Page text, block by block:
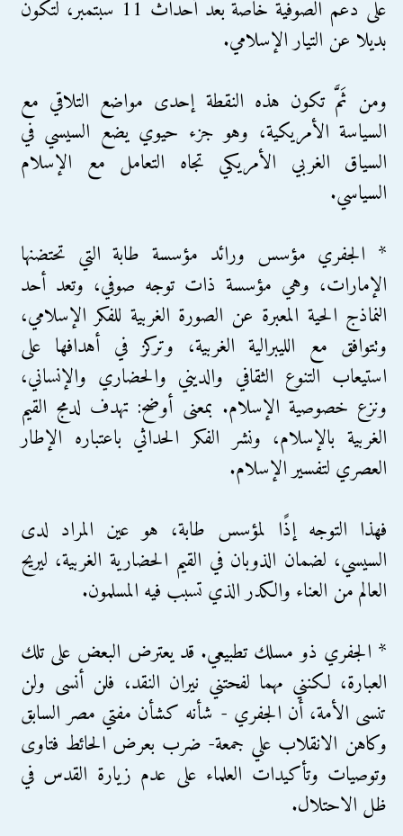
على دعم الصوفية خاصة بعد أحداث 11 سبتمبر، لتكون
بديلا عن التيار الإسلامي.
ومن ثَمَّ تكون هذه النقطة إحدى مواضع التلاقي مع
السياسة الأمريكية، وهو جزء حيوي يضع السيسي في
السياق الغربي الأمريكي تجاه التعامل مع الإسلام
السياسي.
* الجفري مؤسس ورائد مؤسسة طابة التي تحتضنها
الإمارات، وهي مؤسسة ذات توجه صوفي، وتعد أحد
النماذج الحية المعبرة عن الصورة الغربية للفكر الإسلامي،
وتتوافق مع الليبرالية الغربية، وتركز في أهدافها على
استيعاب التنوع الثقافي والديني والحضاري والإنساني،
ونزع خصوصية الإسلام. بمعنى أوضح: تهدف لدمج القيم
الغربية بالإسلام، ونشر الفكر الحداثي باعتباره الإطار
العصري لتفسير الإسلام.
فهذا التوجه إذًا لمؤسس طابة، هو عين المراد لدى
السيسي، لضمان الذوبان في القيم الحضارية الغربية، ليريح
العالم من العناء والكدر الذي تسبب فيه المسلمون.
* الجفري ذو مسلك تطبيعي. قد يعترض البعض على تلك
العبارة، لكنني مهما لفحتني نيران النقد، فلن أنسى ولن
تنسى الأمة، أن الجفري - شأنه كشأن مفتي مصر السابق
وكاهن الانقلاب علي جمعة- ضرب بعرض الحائط فتاوى
وتوصيات وتأكيدات العلماء على عدم زيارة القدس في
ظل الاحتلال.